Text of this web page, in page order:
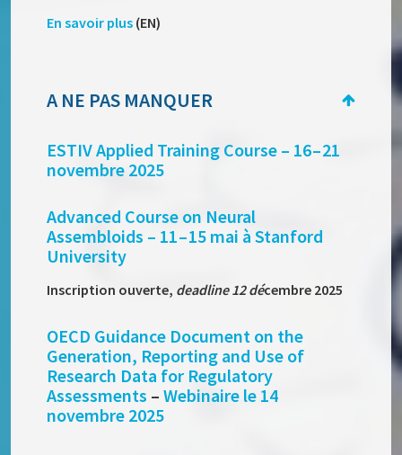
En savoir plus (EN)
A NE PAS MANQUER
ESTIV Applied Training Course – 16 – 21
novembre 2025
Advanced Course on Neural
Assembloids – 11 – 15 mai à Stanford
University
Inscription ouverte, deadline 12 décembre 2025
OECD Guidance Document on the
Generation, Reporting and Use of
Research Data for Regulatory
Assessments –Webinaire le 14
novembre 2025